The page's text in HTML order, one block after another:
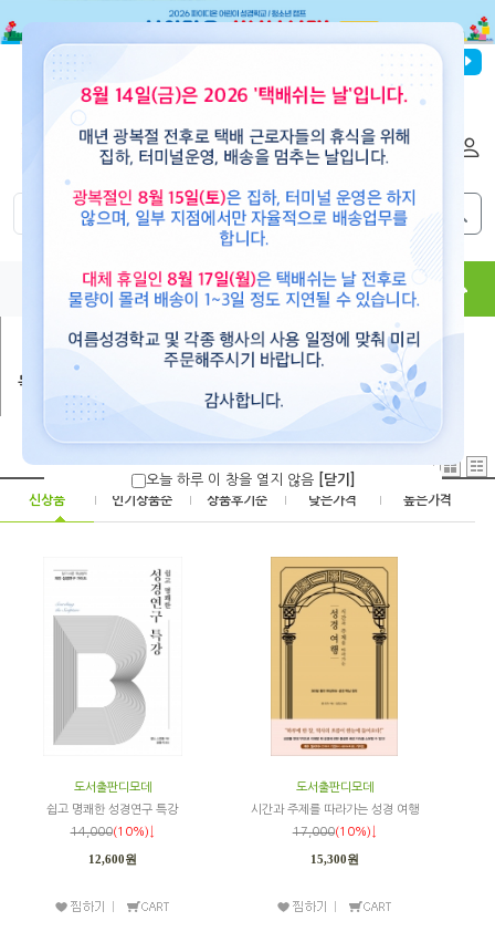
파이디온선교회
0
도서 뮤직 용품 현수막 콘텐츠
목회와 신학
신상품 | 인기상품순 | 상품후기순 | 낮은가격 | 높은가격
도서출판디모데
쉽고 명쾌한 성경연구 특강
14,000(10%)↓
12,600원
도서출판디모데
시간과 주제를 따라가는 성경 여행
17,000(10%)↓
15,300원
오늘 하루 이 창을 열지 않음 [닫기]